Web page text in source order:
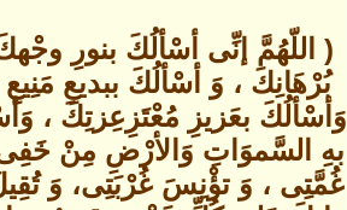
( اللّهُمَّ إنِّى أسْألُكَ بنورِ
بُرْهَانِكَ ، وَ أسْألُكَ ببديعِ
وَأسْألُكَ بعَزيزِ مُعْتَزِعِزتِكَ ،
بهِ السَّموَاتِ وَالأرْضِ مِنْ خَفِى
غُمَّتِى ، وَ تؤْنِسَ غُرْبَتِى، وَ